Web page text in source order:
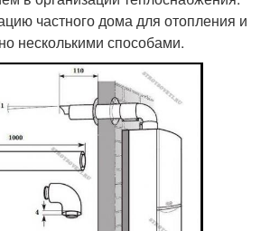
частного дома для отопления и
несколькими способами.